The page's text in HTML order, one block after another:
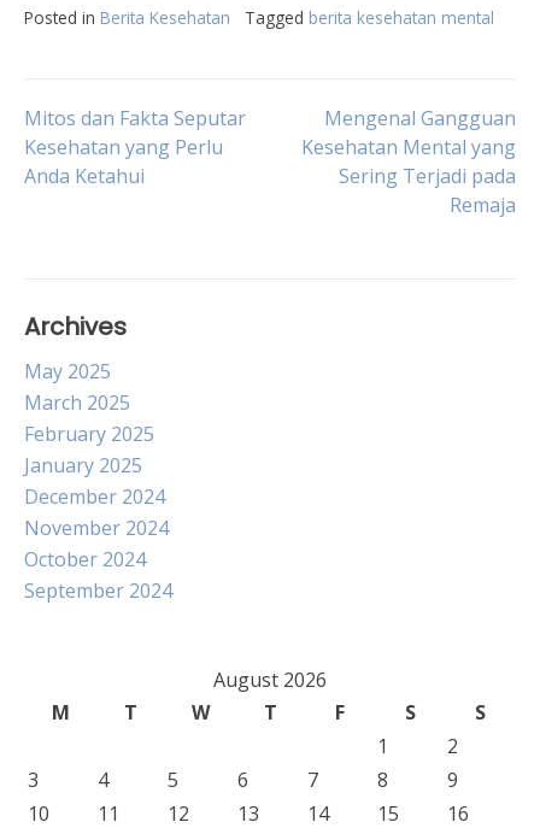
Posted in Berita Kesehatan Tagged berita kesehatan mental
Post
navigation
Mitos dan Fakta Seputar
Kesehatan yang Perlu
Anda Ketahui
Mengenal Gangguan
Kesehatan Mental yang
Sering Terjadi pada
Remaja
Archives
May 2025
March 2025
February 2025
January 2025
December 2024
November 2024
October 2024
September 2024
August 2026
M
T W T F S
S
1
2
3
4 5 6 7 8
9
10
11 12 13 14 15
16